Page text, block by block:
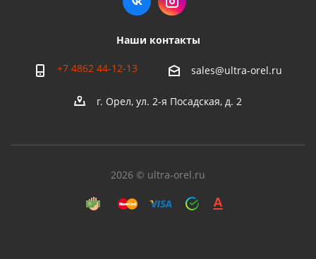
Наши контакты
+7 4862 44-12-13 sales@ultra-orel.ru
г. Орел, ул. 2-я Посадская, д. 2
2026 © ultra-orel.ru